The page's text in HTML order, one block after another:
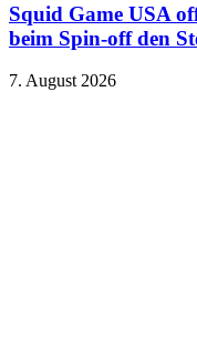
Squid Game USA
beim Spin-off den
7. August 2026